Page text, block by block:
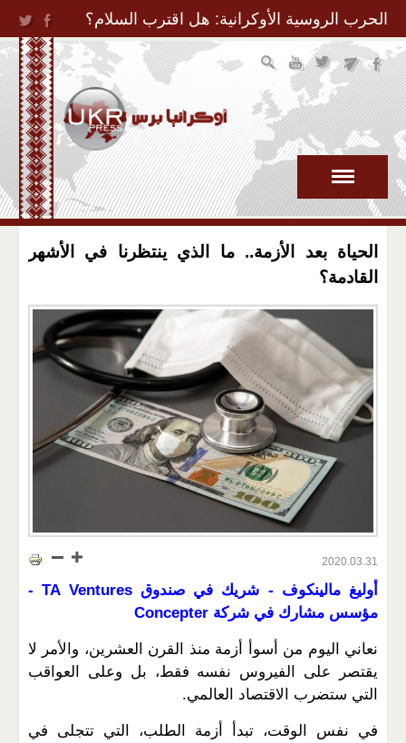
Jump to Navigation
الحرب الروسية الأوكرانية: هل اقترب السلام؟
الحياة بعد الأزمة.. ما الذي ينتظرنا في الأشهر
القادمة؟
2020.03.31
أوليغ مالينكوف - شريك في صندوق TA Ventures -
مؤسس مشارك في شركة Concepter
نعاني اليوم من أسوأ أزمة منذ القرن العشرين، والأمر لا
يقتصر على الفيروس نفسه فقط، بل وعلى العواقب
التي ستضرب الاقتصاد العالمي.
في نفس الوقت، تبدأ أزمة الطلب، التي تتجلى في